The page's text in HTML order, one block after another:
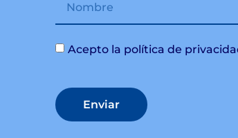
Acepto la política de
Enviar